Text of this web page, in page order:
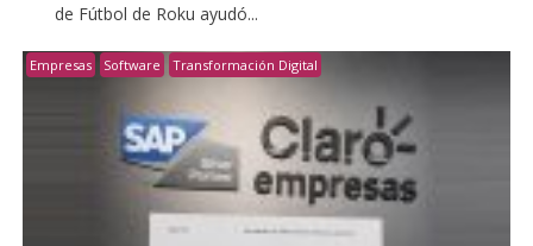
de Fútbol de Roku ayudó...
Empresas Software Transformación Digital